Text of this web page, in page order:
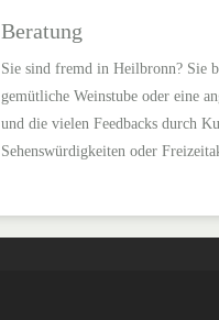
Beratung
Sie sind fremd in Heilbronn? Sie
gemütliche Weinstube oder eine
und die vielen Feedbacks durch
Sehenswürdigkeiten oder